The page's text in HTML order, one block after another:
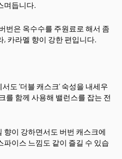
며듭니다.
번은 옥수수를 주원료로 해서 좀
, 카라멜 향이 강한 편입니다.
도 ‘더블 캐스크’ 숙성을 내세우
를 함께 사용해 밸런스를 잡는 전
향이 강하면서도 버번 캐스크에
이스 느낌도 같이 즐길 수 있습